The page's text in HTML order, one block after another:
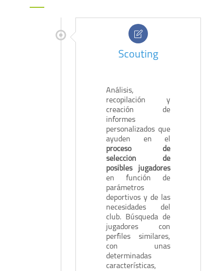
Scouting
Análisis,
recopilación y
creación de
informes
personalizados que
ayuden en el
proceso de
selección de
posibles jugadores
en función de
parámetros
deportivos y de las
necesidades del
club. Búsqueda de
jugadores con
perfiles similares,
con unas
determinadas
características,